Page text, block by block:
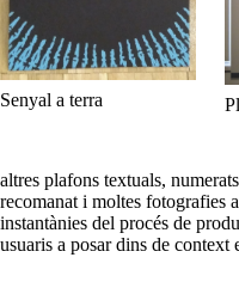
Senyal a terra
altres plafons textuals,
recomanat i moltes fotografies
instantànies del procés de
usuaris a posar dins de context